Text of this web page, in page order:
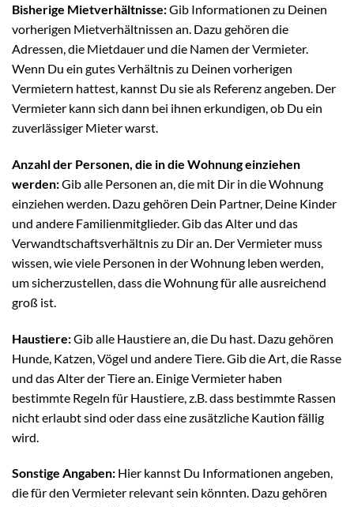
Bisherige Mietverhältnisse:Gib Informationen zu Deinen
vorherigen Mietverhältnissen an. Dazu gehören die
Adressen, die Mietdauer und die Namen der Vermieter.
Wenn Du ein gutes Verhältnis zu Deinen vorherigen
Vermietern hattest, kannst Du sie als Referenz angeben. Der
Vermieter kann sich dann bei ihnen erkundigen, ob Du ein
zuverlässiger Mieter warst.
Anzahl der Personen, die in die Wohnung einziehen
werden:Gib alle Personen an, die mit Dir in die Wohnung
einziehen werden. Dazu gehören Dein Partner, Deine Kinder
und andere Familienmitglieder. Gib das Alter und das
Verwandtschaftsverhältnis zu Dir an. Der Vermieter muss
wissen, wie viele Personen in der Wohnung leben werden,
um sicherzustellen, dass die Wohnung für alle ausreichend
groß ist.
Haustiere:Gib alle Haustiere an, die Du hast. Dazu gehören
Hunde, Katzen, Vögel und andere Tiere. Gib die Art, die Rasse
und das Alter der Tiere an. Einige Vermieter haben
bestimmte Regeln für Haustiere, z.B. dass bestimmte Rassen
nicht erlaubt sind oder dass eine zusätzliche Kaution fällig
wird.
Sonstige Angaben: Hier kannst Du Informationen angeben,
die für den Vermieter relevant sein könnten. Dazu gehören